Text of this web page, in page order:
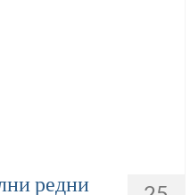
редни